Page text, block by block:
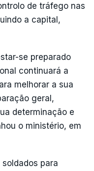
de tráfego nas
a capital,
se preparado
continuará a
melhorar a sua
geral,
determinação e
o ministério, em
para